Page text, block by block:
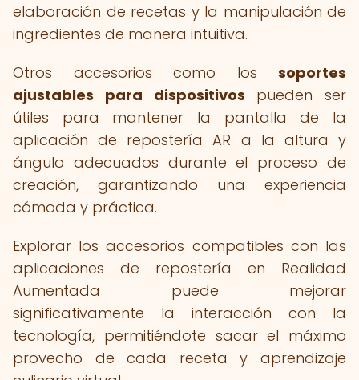
elaboración de recetas y la manipulación de
ingredientes de manera intuitiva.
Otros accesorios como los soportes
ajustables para dispositivos pueden ser
útiles para mantener la pantalla de la
aplicación de repostería AR a la altura y
ángulo adecuados durante el proceso de
creación, garantizando una experiencia
cómoda y práctica.
Explorar los accesorios compatibles con las
aplicaciones de repostería en Realidad
Aumentada puede mejorar
significativamente la interacción con la
tecnología, permitiéndote sacar el máximo
provecho de cada receta y aprendizaje